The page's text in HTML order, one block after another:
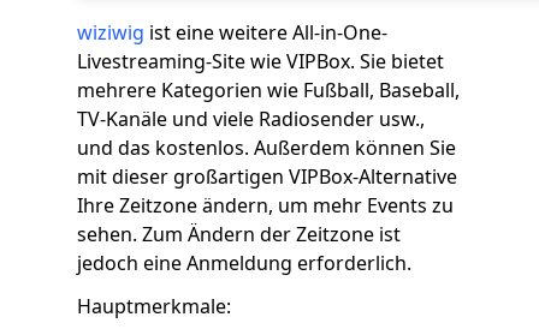
wiziwig ist eine weitere All-in-One-
Livestreaming-Site wie VIPBox. Sie bietet
mehrere Kategorien wie Fußball, Baseball,
TV-Kanäle und viele Radiosender usw.,
und das kostenlos. Außerdem können Sie
mit dieser großartigen VIPBox-Alternative
Ihre Zeitzone ändern, um mehr Events zu
sehen. Zum Ändern der Zeitzone ist
jedoch eine Anmeldung erforderlich.
Hauptmerkmale: